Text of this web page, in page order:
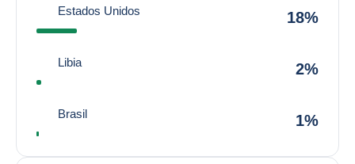
Estados Unidos 18%
Libia 2%
Brasil 1%